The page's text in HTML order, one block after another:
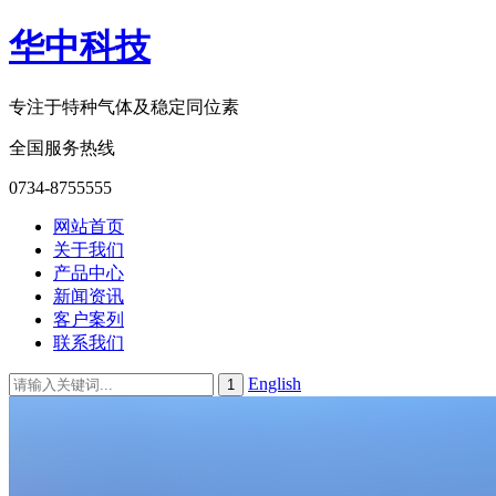
华中科技
专注于特种气体及稳定同位素
全国服务热线
0734-8755555
网站首页
关于我们
产品中心
新闻资讯
客户案列
联系我们
English